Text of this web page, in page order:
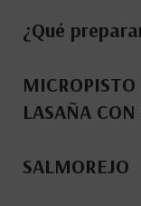
¿Qué
LASAÑA
SALMOREJO